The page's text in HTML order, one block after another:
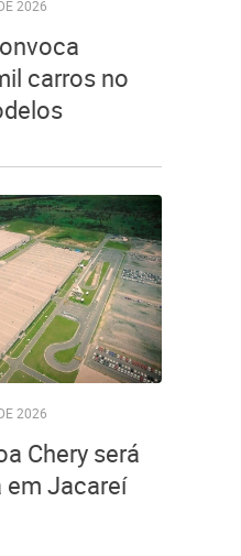
2026
carros no
2026
Chery será
em Jacareí